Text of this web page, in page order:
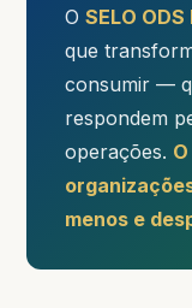
OSELO ODS
que
consumir —
respondem
operações.
menos e